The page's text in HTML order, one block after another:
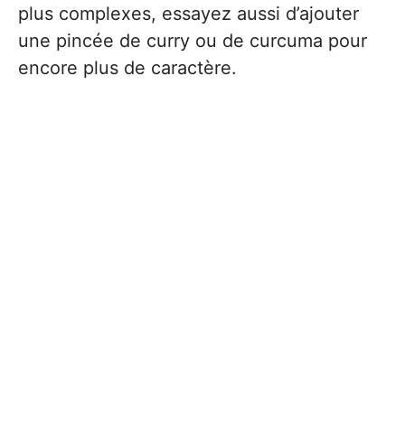
plus complexes, essayez aussi d’ajouter
une pincée de curry ou de curcuma pour
encore plus de caractère.